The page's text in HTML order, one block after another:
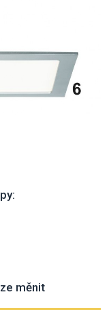
měnit